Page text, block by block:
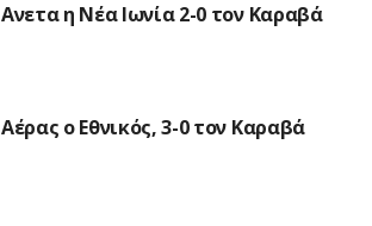
Ανετα η Νέα Ιωνία 2-0 τον Καραβά
Aέρας ο Εθνικός, 3-0 τον Καραβά